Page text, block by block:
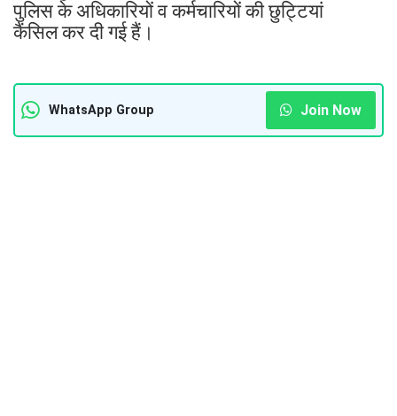
पुलिस के अधिकारियों व कर्मचारियों की छुट्टियां
कैंसिल कर दी गई हैं।
WhatsApp Group Join Now